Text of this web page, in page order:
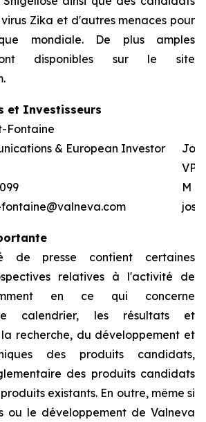
Zika et d'autres menaces pour
mondiale. De plus amples
disponibles sur le site
et Investisseurs
Fontaine
& European Investor
VP
M
de presse contient certaines
relatives à l'activité de
en ce qui concerne
le calendrier, les résultats et
recherche, du développement et
des produits candidats,
des produits candidats
existants. En outre, même si
ou le développement de Valneva